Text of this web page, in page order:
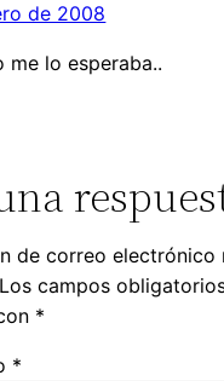
de 2008
me lo esperaba..
de correo electrónico
Los campos
*
*